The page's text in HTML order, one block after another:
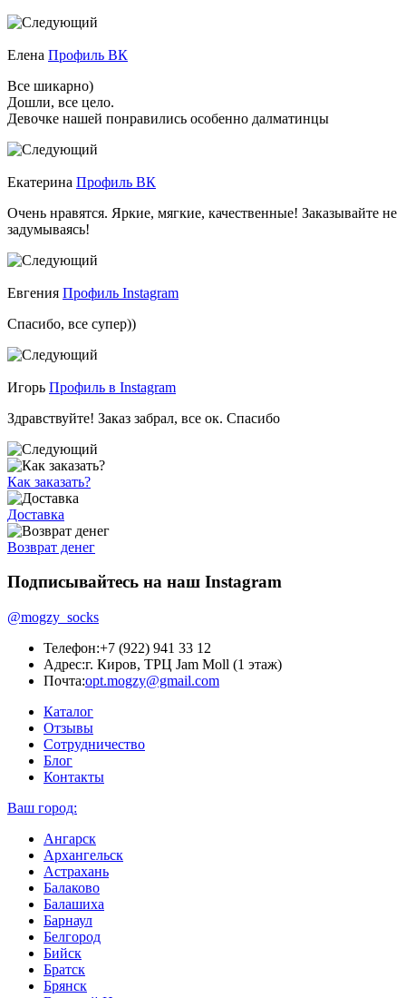
Елена Профиль ВК
Все шикарно)
Дошли, все цело.
Девочке нашей понравились особенно далматинцы
Екатерина Профиль ВК
Очень нравятся. Яркие, мягкие, качественные! Заказывайте не
задумываясь!
Евгения Профиль Instagram
Спасибо, все супер))
Игорь Профиль в Instagram
Здравствуйте! Заказ забрал, все ок. Спасибо
Как заказать?
Доставка
Возврат денег
Подписывайтесь на наш Instagram
@mogzy_socks
Телефон:+7 (922) 941 33 12
Адрес:г. Киров, ТРЦ Jam Moll (1 этаж)
Почта:opt.mogzy@gmail.com
Каталог
Отзывы
Сотрудничество
Блог
Контакты
Ваш город:
Ангарск
Архангельск
Астрахань
Балаково
Балашиха
Барнаул
Белгород
Бийск
Братск
Брянск